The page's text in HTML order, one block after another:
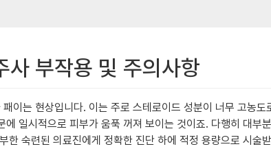
부작용 및 주의사항
이는 현상입니다. 이는 주로 스테로이드 성분이 너무 고농
일시적으로 피부가 움푹 꺼져 보이는 것이죠. 다행히 대
숙련된 의료진에게 정확한 진단 하에 적정 용량으로 시